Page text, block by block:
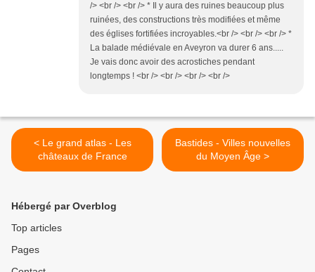
/> <br /> <br /> * Il y aura des ruines beaucoup plus
ruinées, des constructions très modifiées et même
des églises fortifiées incroyables.<br /> <br /> <br /> *
La balade médiévale en Aveyron va durer 6 ans.....
Je vais donc avoir des acrostiches pendant
longtemps ! <br /> <br /> <br /> <br />
< Le grand atlas - Les
châteaux de France
Bastides - Villes nouvelles
du Moyen Âge >
Hébergé par Overblog
Top articles
Pages